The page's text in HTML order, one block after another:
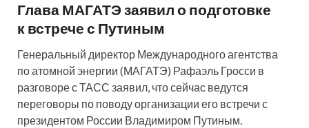
Глава МАГАТЭ заявил о подготовке
к встрече с Путиным
Генеральный директор Международного агентства
по атомной энергии (МАГАТЭ) Рафаэль Гросси в
разговоре с ТАСС заявил, что сейчас ведутся
переговоры по поводу организации его встречи с
президентом России Владимиром Путиным.